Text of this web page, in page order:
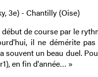
3e) - Chantilly (Oise)
de course par le
il ne démérite
souvent un beau duel.
en fin d'année… »